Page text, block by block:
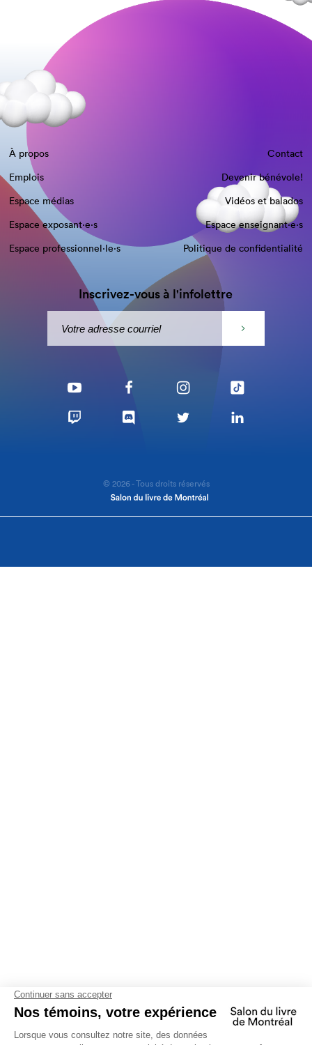
À propos
Contact
Emplois
Devenir bénévole!
Espace médias
Vidéos et balados
Espace exposant·e⋅s
Espace enseignant·e⋅s
Espace professionnel·le⋅s
Politique de confidentialité
Inscrivez-vous à l'infolettre
© 2026 - Tous droits réservés